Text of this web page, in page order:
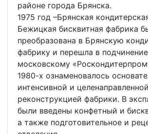
районе города Брянска.
1975 год –Брянская
Бежицкая бисквитная фабрика
преобразована в Брянскую
фабрику и перешла в подчинение
московскому
1980-х ознаменовалось
интенсивной и целенаправленной
реконструкцией фабрики. В
были введены конфетный и
а также подготовительное и